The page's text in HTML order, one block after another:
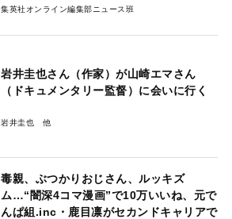
集英社オンライン編集部ニュース班
岩井圭也さん（作家）が山崎エマさん
（ドキュメンタリー監督）に会いに行く
岩井圭也
毒親、ぶつかりおじさん、ルッキズ
ム…“闇深4コマ漫画”で10万いいね、元で
んぱ組.inc・鹿目凛がセカンドキャリアで